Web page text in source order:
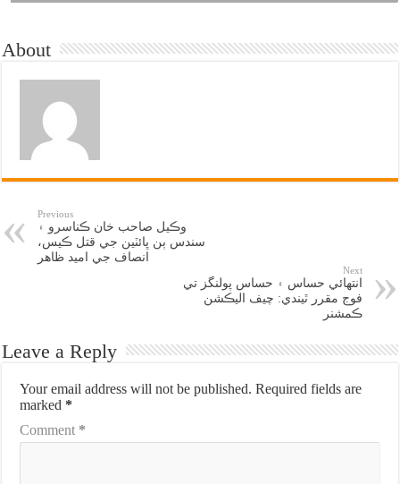
About
Previous
وڪيل صاحب خان ڪناسرو ۽
سندس ٻن ڀائٽين جي قتل ڪيس،
انصاف جي اميد ظاهر
Next
انتهائي حساس ۽ حساس پولنگز تي
فوج مقرر ٿيندي: چيف اليڪشن
ڪمشنر
Leave a Reply
Your email address will not be published. Required fields are
marked *
Comment *